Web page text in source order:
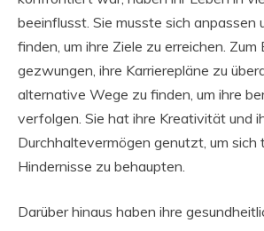
beeinflusst. Sie musste sich anpassen
finden, um ihre Ziele zu erreichen. Zum
gezwungen, ihre Karrierepläne zu
alternative Wege zu finden, um ihre
verfolgen. Sie hat ihre Kreativität und
Durchhaltevermögen genutzt, um sich
Hindernisse zu behaupten.
Darüber hinaus haben ihre